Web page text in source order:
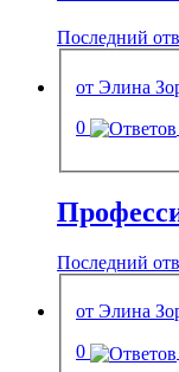
Последний
от Элина
0
Последний
от Элина
0